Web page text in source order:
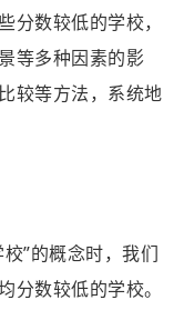
分数较低的学校，
等多种因素的影
较等方法，系统地
”的概念时，我们
分数较低的学校。